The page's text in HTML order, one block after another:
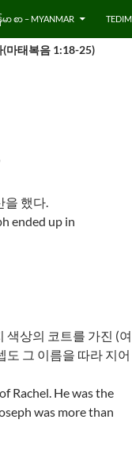
ာ စာ – MYANMAR TEDIM
(마태복음 1:18-25)
을 했다.
ended up in
색상의 코트를 가진 (여
그 이름을 따라 지어
Rachel. He was the
was more than